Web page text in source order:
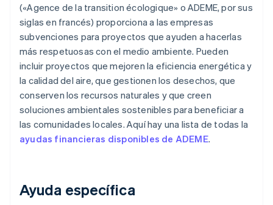
(«Agence de la transition écologique» o ADEME, por sus
siglas en francés) proporciona a las empresas
subvenciones para proyectos que ayuden a hacerlas
más respetuosas con el medio ambiente. Pueden
incluir proyectos que mejoren la eficiencia energética y
la calidad del aire, que gestionen los desechos, que
conserven los recursos naturales y que creen
soluciones ambientales sostenibles para beneficiar a
las comunidades locales. Aquí hay una lista de todas la
ayudas financieras disponibles de ADEME.
Ayuda específica